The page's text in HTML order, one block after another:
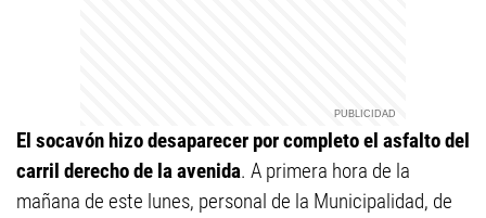
El socavón hizo desaparecer por completo el asfalto del
carril derecho de la avenida. A primera hora de la
mañana de este lunes, personal de la Municipalidad, de